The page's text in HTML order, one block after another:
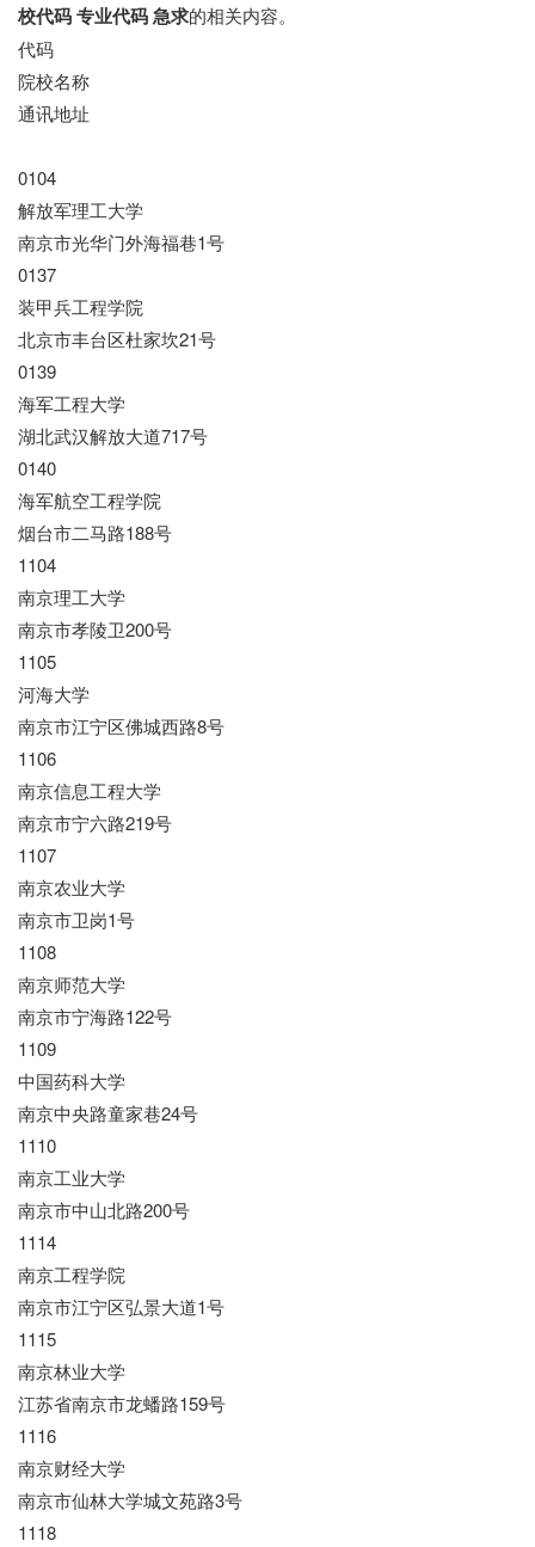
校代码 专业代码 急求的相关内容。
代码
院校名称
通讯地址
0104
解放军理工大学
南京市光华门外海福巷1号
0137
装甲兵工程学院
北京市丰台区杜家坎21号
0139
海军工程大学
湖北武汉解放大道717号
0140
海军航空工程学院
烟台市二马路188号
1104
南京理工大学
南京市孝陵卫200号
1105
河海大学
南京市江宁区佛城西路8号
1106
南京信息工程大学
南京市宁六路219号
1107
南京农业大学
南京市卫岗1号
1108
南京师范大学
南京市宁海路122号
1109
中国药科大学
南京中央路童家巷24号
1110
南京工业大学
南京市中山北路200号
1114
南京工程学院
南京市江宁区弘景大道1号
1115
南京林业大学
江苏省南京市龙蟠路159号
1116
南京财经大学
南京市仙林大学城文苑路3号
1118